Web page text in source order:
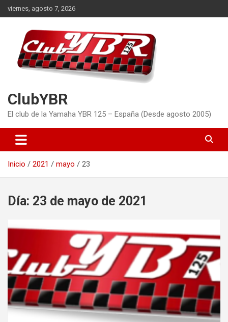
Saltar
al
viernes, agosto 7, 2026
ClubYBR
El club de la Yamaha YBR 125 – España (Desde agosto 2005)
Inicio 2021 mayo 23
Día: 23 de mayo de 2021